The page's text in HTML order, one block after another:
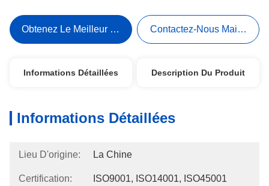
Obtenez Le Meilleur Prix Contactez-Nous Maintenant
Informations Détaillées Description Du Produit
Informations Détaillées
Lieu D'origine: La Chine
Certification: ISO9001, ISO14001, ISO45001